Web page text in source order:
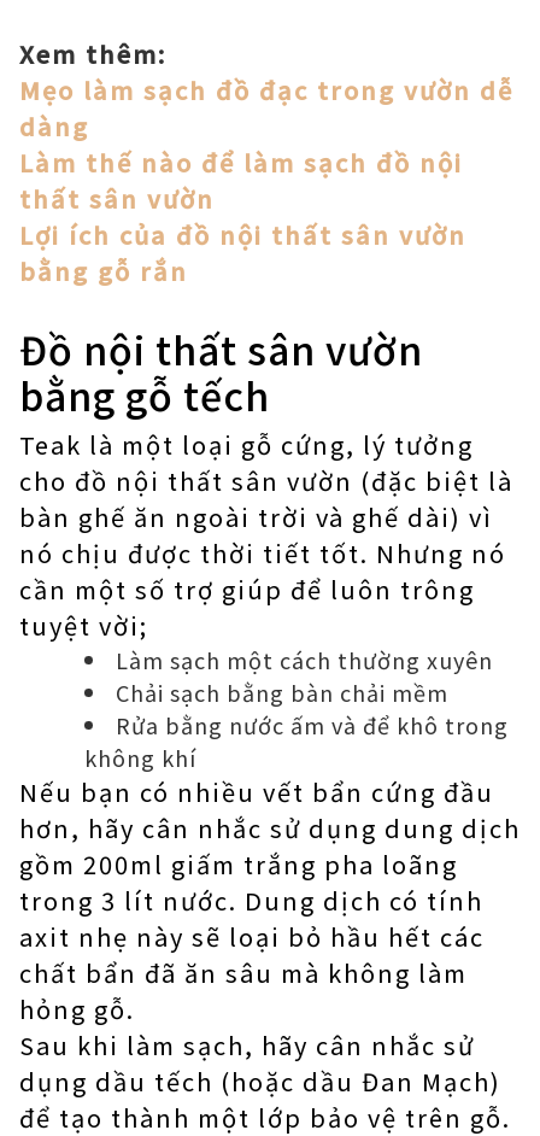
Xem thêm:
Mẹo làm sạch đồ đạc trong vườn dễ
dàng
Làm thế nào để làm sạch đồ nội
thất sân vườn
Lợi ích của đồ nội thất sân vườn
bằng gỗ rắn
Đồ nội thất sân vườn
bằng gỗ tếch
Teak là một loại gỗ cứng, lý tưởng
cho đồ nội thất sân vườn (đặc biệt là
bàn ghế ăn ngoài trời và ghế dài) vì
nó chịu được thời tiết tốt. Nhưng nó
cần một số trợ giúp để luôn trông
tuyệt vời;
Làm sạch một cách thường xuyên
Chải sạch bằng bàn chải mềm
Rửa bằng nước ấm và để khô trong
không khí
Nếu bạn có nhiều vết bẩn cứng đầu
hơn, hãy cân nhắc sử dụng dung dịch
gồm 200ml giấm trắng pha loãng
trong 3 lít nước. Dung dịch có tính
axit nhẹ này sẽ loại bỏ hầu hết các
chất bẩn đã ăn sâu mà không làm
hỏng gỗ.
Sau khi làm sạch, hãy cân nhắc sử
dụng dầu tếch (hoặc dầu Đan Mạch)
để tạo thành một lớp bảo vệ trên gỗ.